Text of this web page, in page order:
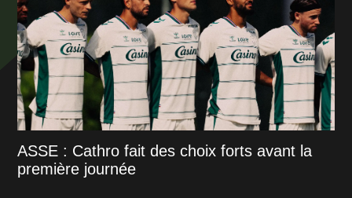
ASSE : Cathro fait des choix forts avant la
première journée